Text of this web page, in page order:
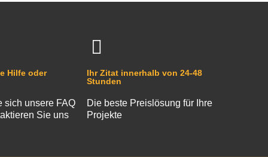
Hilfe oder
sich unsere FAQ
Sie uns
Ihr Zitat innerhalb von 24-48
Stunden
Die beste Preislösung für Ihre
Projekte